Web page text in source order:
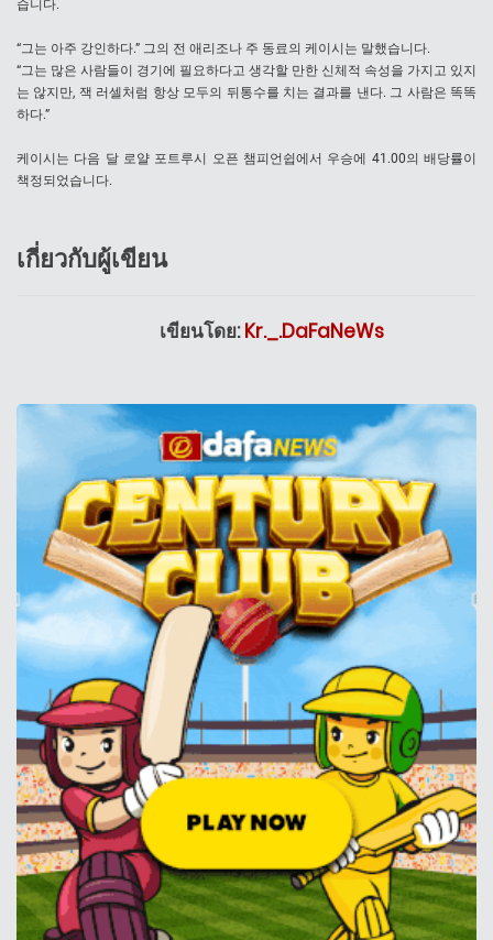
습니다.
“그는 아주 강인하다.” 그의 전 애리조나 주 동료의 케이시는 말했습니다.
“그는 많은 사람들이 경기에 필요하다고 생각할 만한 신체적 속성을 가지고 있지
는 않지만, 잭 러셀처럼 항상 모두의 뒤통수를 치는 결과를 낸다. 그 사람은 똑똑
하다.”
케이시는 다음 달 로얄 포트루시 오픈 챔피언쉽에서 우승에 41.00의 배당률이
책정되었습니다.
เกี่ยวกับผู้เขียน
เขียนโดย:Kr._.DaFaNeWs